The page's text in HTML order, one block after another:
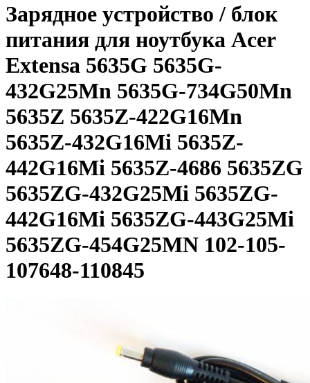
Зарядное уcтройство / блок
питания для ноутбука Acer
Extensa 5635G 5635G-
432G25Mn 5635G-734G50Mn
5635Z 5635Z-422G16Mn
5635Z-432G16Mi 5635Z-
442G16Mi 5635Z-4686 5635ZG
5635ZG-432G25Mi 5635ZG-
442G16Mi 5635ZG-443G25Mi
5635ZG-454G25MN 102-105-
107648-110845